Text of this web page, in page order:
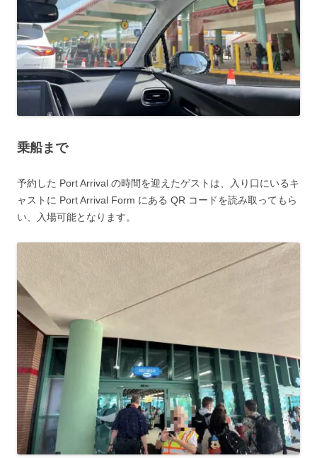
乗船まで
予約した Port Arrival の時間を迎えたゲストは、
入り口にいるキ
ャストに Port Arrival Form にある QR コードを読み取ってもら
い、入場可能となります。